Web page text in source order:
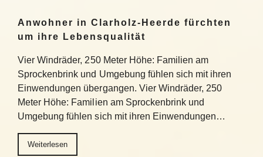
Anwohner in Clarholz-Heerde fürchten
um ihre Lebensqualität
Vier Windräder, 250 Meter Höhe: Familien am
Sprockenbrink und Umgebung fühlen sich mit ihren
Einwendungen übergangen. Vier Windräder, 250
Meter Höhe: Familien am Sprockenbrink und
Umgebung fühlen sich mit ihren Einwendungen…
Weiterlesen